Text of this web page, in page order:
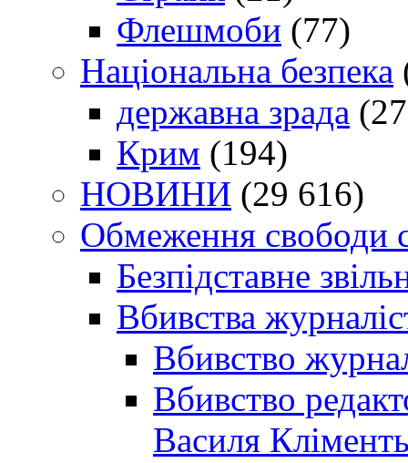
Флешмоби (77)
Національна безпека
державна зрада
Крим (194)
НОВИНИ (29 616)
Обмеження свободи
Безпідставне
Вбивства
Вбивство
Вбивство
Василя